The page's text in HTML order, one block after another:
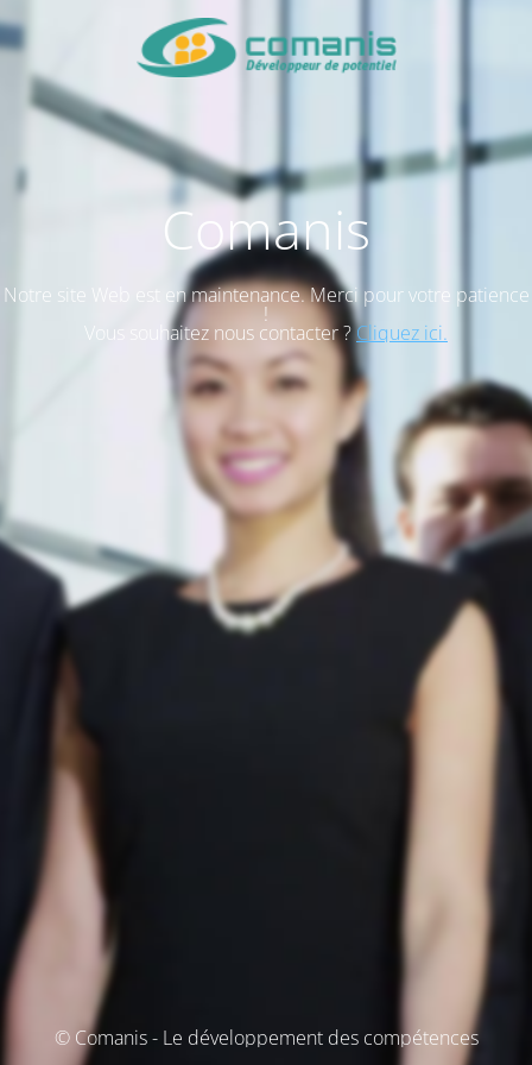
Comanis
Notre site Web est en maintenance. Merci pour votre patience
!
Vous souhaitez nous contacter ? Cliquez ici.
© Comanis - Le développement des compétences